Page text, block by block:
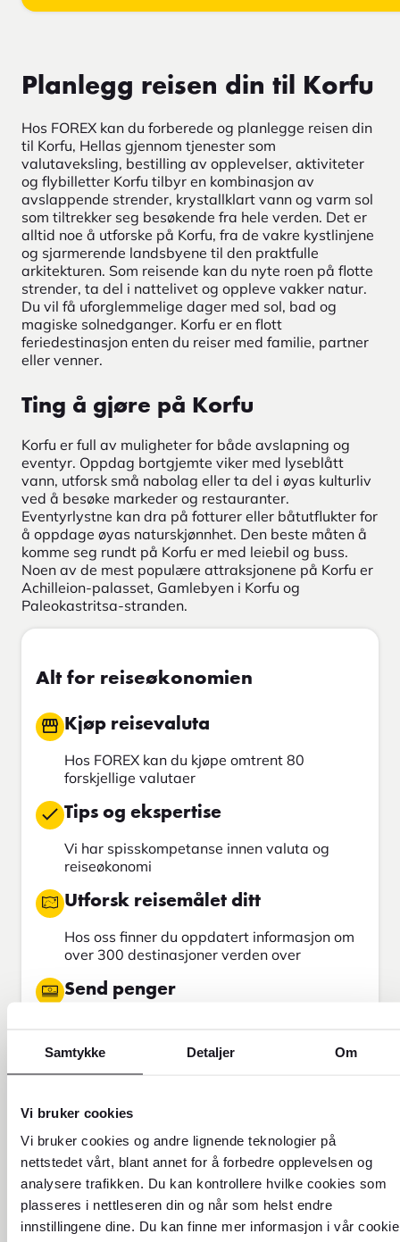
Samtykke Detaljer Om
Vi bruker cookies
Vi bruker cookies og andre lignende teknologier på
nettstedet vårt, blant annet for å forbedre opplevelsen og
analysere trafikken. Du kan kontrollere hvilke cookies som
plasseres i nettleseren din og når som helst endre
innstillingene dine. Du kan finne mer informasjon i vår cookie
Planlegg reisen din til Korfu
Hos FOREX kan du forberede og planlegge reisen din
til Korfu, Hellas gjennom tjenester som
valutaveksling, bestilling av opplevelser, aktiviteter
og flybilletter Korfu tilbyr en kombinasjon av
avslappende strender, krystallklart vann og varm sol
som tiltrekker seg besøkende fra hele verden. Det er
alltid noe å utforske på Korfu, fra de vakre kystlinjene
og sjarmerende landsbyene til den praktfulle
arkitekturen. Som reisende kan du nyte roen på flotte
strender, ta del i nattelivet og oppleve vakker natur.
Du vil få uforglemmelige dager med sol, bad og
magiske solnedganger. Korfu er en flott
feriedestinasjon enten du reiser med familie, partner
eller venner.
Ting å gjøre på Korfu
Korfu er full av muligheter for både avslapning og
eventyr. Oppdag bortgjemte viker med lyseblått
vann, utforsk små nabolag eller ta del i øyas kulturliv
ved å besøke markeder og restauranter.
Eventyrlystne kan dra på fotturer eller båtutflukter for
å oppdage øyas naturskjønnhet. Den beste måten å
komme seg rundt på Korfu er med leiebil og buss.
Noen av de mest populære attraksjonene på Korfu er
Achilleion-palasset, Gamlebyen i Korfu og
Paleokastritsa-stranden.
Alt for reiseøkonomien
Kjøp reisevaluta
Hos FOREX kan du kjøpe omtrent 80
forskjellige valutaer
Tips og ekspertise
Vi har spisskompetanse innen valuta og
reiseøkonomi
Utforsk reisemålet ditt
Hos oss finner du oppdatert informasjon om
over 300 destinasjoner verden over
Send penger
TIDSSONE: UTC+2